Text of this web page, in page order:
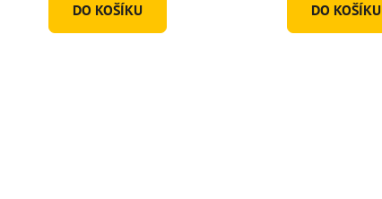
DO KOŠÍKU DO KOŠÍKU